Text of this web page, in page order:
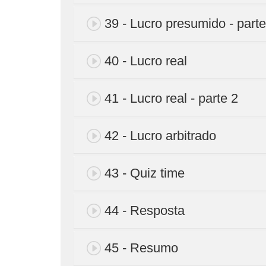
39 - Lucro presumido -
40 - Lucro real
41 - Lucro real - parte 2
42 - Lucro arbitrado
43 - Quiz time
44 - Resposta
45 - Resumo